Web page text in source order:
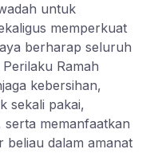
untuk
memperkuat
berharap seluruh
Ramah
kebersihan,
sekali pakai,
serta memanfaatkan
beliau dalam amanat